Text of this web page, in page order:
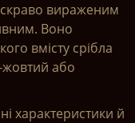
вираженим
Воно
вмісту срібла
або
характеристики й